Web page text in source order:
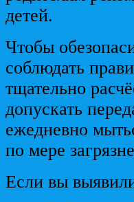
детей.
Чтобы
соблюдать
тщательно
допускать
ежедневно
по мере
Если вы